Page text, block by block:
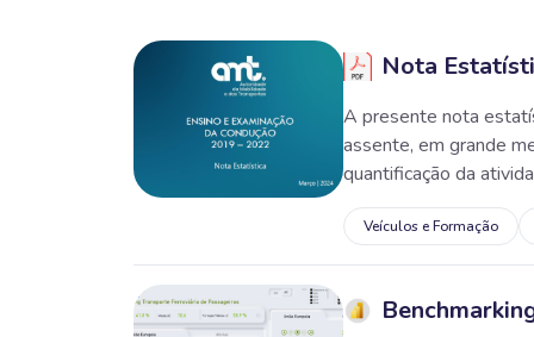
Nota
A presente nota
assente, em grande
quantificação da
Veículos e Formação